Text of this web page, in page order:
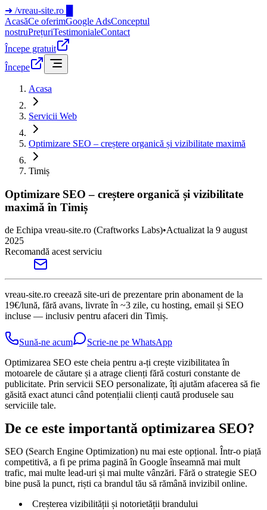
➜ /vreau-site.ro
AcasăCe oferimGoogle AdsConceptul
nostruPrețuriTestimonialeContact
Începe gratuit
Începe
Acasa
Servicii Web
Optimizare SEO – creștere organică și vizibilitate maximă
Timiș
Optimizare SEO – creștere organică și vizibilitate
maximă în Timiș
de Echipa vreau-site.ro (Craftworks Labs)•Actualizat la 9 august
2025
Recomandă acest serviciu
vreau-site.ro creează site-uri de prezentare prin abonament de la
19€/lună, fără avans, livrate în ~3 zile, cu hosting, email și SEO
incluse — inclusiv pentru afaceri din Timiș.
Sună-ne acum
Scrie-ne pe WhatsApp
Optimizarea SEO este cheia pentru a-ți crește vizibilitatea în
motoarele de căutare și a atrage clienți fără costuri constante de
publicitate. Prin servicii SEO personalizate, îți ajutăm afacerea să fie
găsită exact atunci când potențialii clienți caută produsele sau
serviciile tale.
De ce este importantă optimizarea SEO?
SEO (Search Engine Optimization) nu mai este opțional. Într-o piață
competitivă, a fi pe prima pagină în Google înseamnă mai mult
trafic, mai multe lead-uri și mai multe vânzări. Fără o strategie SEO
bine pusă la punct, riști ca brandul tău să rămână invizibil online.
Creșterea vizibilității și notorietății brandului